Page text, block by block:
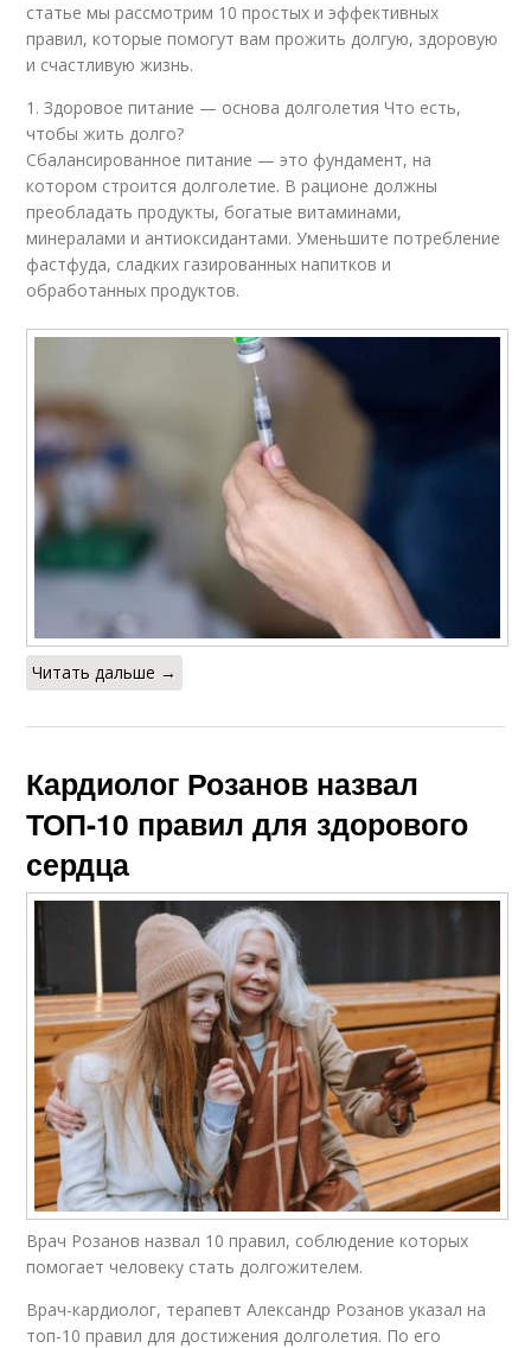
статье мы рассмотрим 10 простых и эффективных
правил, которые помогут вам прожить долгую, здоровую
и счастливую жизнь.
1. Здоровое питание — основа долголетия Что есть,
чтобы жить долго?
Сбалансированное питание — это фундамент, на
котором строится долголетие. В рационе должны
преобладать продукты, богатые витаминами,
минералами и антиоксидантами. Уменьшите потребление
фастфуда, сладких газированных напитков и
обработанных продуктов.
Читать дальше →
Кардиолог Розанов назвал
ТОП-10 правил для здорового
сердца
Врач Розанов назвал 10 правил, соблюдение которых
помогает человеку стать долгожителем.
Врач-кардиолог, терапевт Александр Розанов указал на
топ-10 правил для достижения долголетия. По его